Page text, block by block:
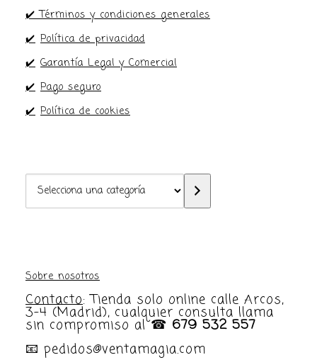
✔️ Términos y condiciones generales
✔️ Política de privacidad
✔️ Garantía Legal y Comercial
✔️ Pago seguro
✔️ Política de cookies
una
Sobre nosotros
Contacto: Tienda solo online calle Arcos,
3-4 (Madrid), cualquier consulta llama
sin compromiso al ☎ 679 532 557
📧 pedidos@ventamagia.com